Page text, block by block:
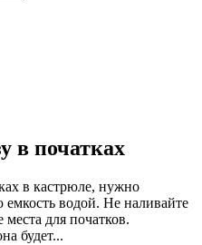
в початках
в кастрюле, нужно
водой. Не наливайте
места для початков.
будет...